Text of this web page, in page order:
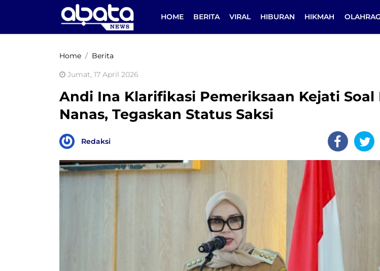
HOME BERITA VIRAL HIBURAN HIKMAH
Home Berita
Jumat, 17 April 2026
Andi Ina Klarifikasi Pemeriksaan Kejati
Nanas, Tegaskan Status Saksi
Redaksi